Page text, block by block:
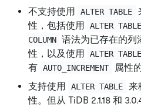
不支持使用
ALTER TABLE
性，包括使用
ALTER
COLUMN 语法为已存在的列
性，以及使用
ALTER
有 AUTO_INCREMENT
属性
支持使用
ALTER TABLE 来
性。但从 TiDB 2.1.18 和